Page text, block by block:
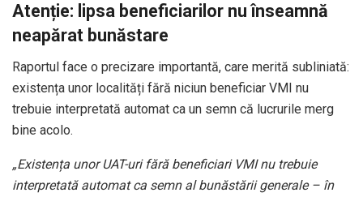
Atenție: lipsa beneficiarilor nu înseamnă
neapărat bunăstare
Raportul face o precizare importantă, care merită subliniată:
existența unor localități fără niciun beneficiar VMI nu
trebuie interpretată automat ca un semn că lucrurile merg
bine acolo.
„Existența unor UAT-uri fără beneficiari VMI nu trebuie
interpretată automat ca semn al bunăstării generale – în